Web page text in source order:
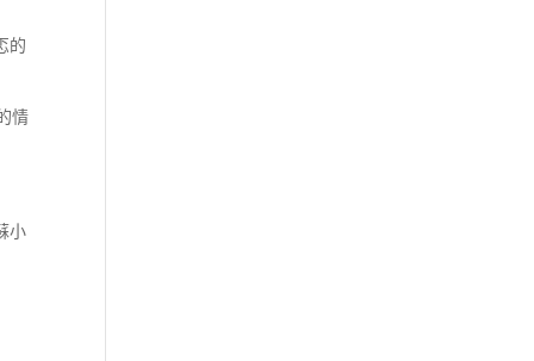
的
情
小